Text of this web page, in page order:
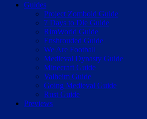
Guides
Project Zomboid Guide
7 Days to Die Guide
RimWorld Guide
Enshrouded Guide
We Are Football
Medieval Dynasty Guide
Minecraft Guide
Valheim Guide
Going Medieval Guide
Rust Guide
Previews